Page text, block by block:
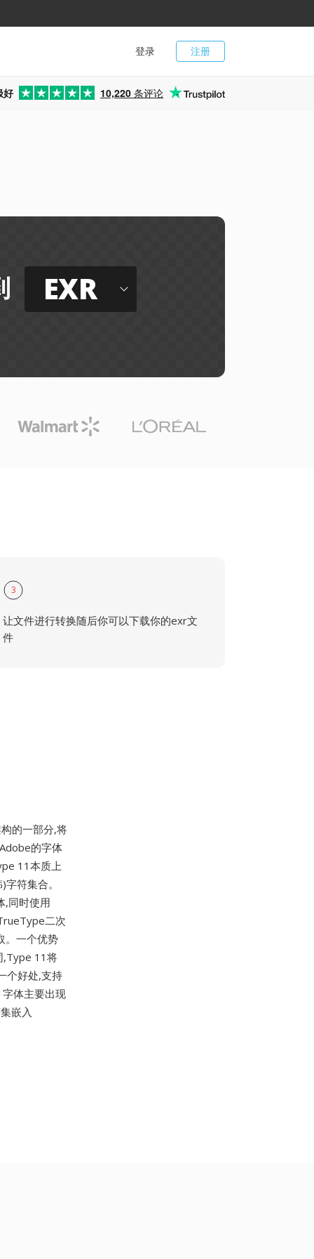
注册
登录
好 10,220 条评论
EXR
3
让文件进行转换随后你可以下载你的exr文
件
的一部分,将
的字体
11本质上
符集合。
,同时使用
二次
。一个优势
,Type 11将
个好处,支持
体主要出现
嵌入